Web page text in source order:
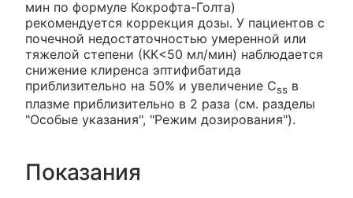
мин по формуле Кокрофта-Голта)
рекомендуется коррекция дозы. У пациентов с
почечной недостаточностью умеренной или
тяжелой степени (КК<50 мл/мин) наблюдается
снижение клиренса эптифибатида
приблизительно на 50% и увеличение Css в
плазме приблизительно в 2 раза (см. разделы
"Особые указания", "Режим дозирования").
Показания